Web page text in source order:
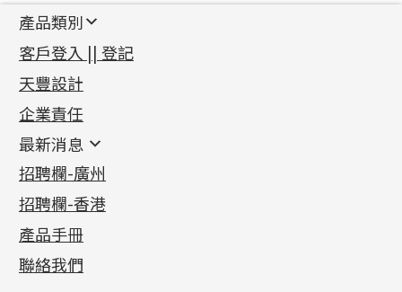
產品類別
新產品
足金系列
足金配件
機織鏈系列
珠仔鏈
镶口链
管狀網鏈
十字車花鏈系列
十字閃O鏈系列
十字錘打鏈系列
側身車花鏈系列
側身鏈系列
首飾配件
耳環類配件
卷迫系列
螺絲迫系列
梅花迫系列
平臺迫系列
綫拍系列
美拍系列
鏈類配件
動感車花吊墜
調節珠系列
生圈扣系列
龍蝦扣系列
鴨俐制系列
其他類配件
珠盤系列
袖口鈕系列
焊片及鐳射綫
空心車花管
珠類配件
無孔光身珠
空心光身珠
無孔批花珠
鑲口類
四爪頭系列
六爪頭系列
車花片
動感車花片
鑲口戒指
鑲口手鏈系列
首飾系列
手镯系列
戒指系列
空心耳環
空心车花管首饰链
空心手鐲系列
貴金屬原料
千足金
記憶金屬系列
記憶戒指
拉簧珠珠手鏈
記憶鈦手鐲
客戶登入 || 登記
天豐設計
企業責任
最新消息
最新消息
各項證書(2)
相片集(9)
展覽會資訊
最新產品資訊
招聘欄-廣州
招聘欄-香港
產品手冊
聯絡我們